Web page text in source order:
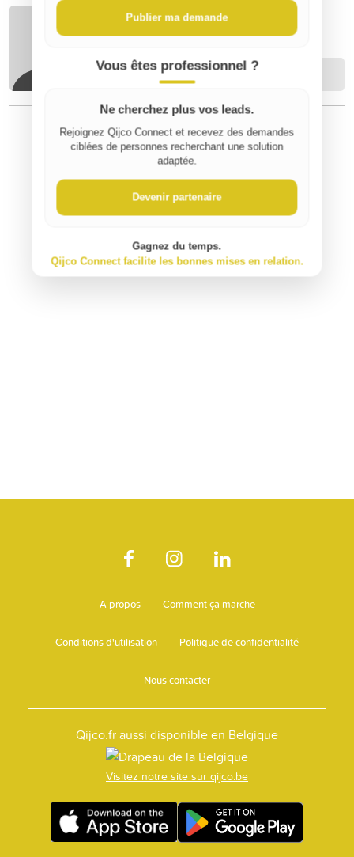
Thomas V
Contacter
⚠️ Signaler un contenu inapproprié
A propos Comment ça marche
Conditions d'utilisation Politique de confidentialité
Nous contacter
Qijco.fr aussi disponible en Belgique
Visitez notre site sur qijco.be
Publier ma demande
Vous êtes professionnel ?
Ne cherchez plus vos leads.
Rejoignez Qijco Connect et recevez des demandes
ciblées de personnes recherchant une solution
adaptée.
Devenir partenaire
Gagnez du temps.
Qijco Connect facilite les bonnes mises en relation.